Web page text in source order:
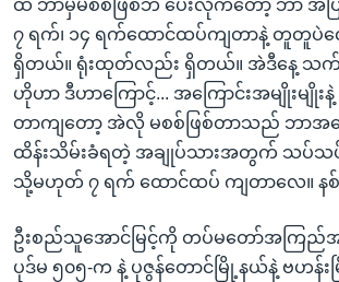
ထဲ ဘာမှမစစ်ဖြစ်ဘဲ ပေးလိုက်တော့ ဘာ
၇ ရက်၊ ၁၄ ရက်ထောင်ထပ်ကျတာနဲ့ တူတူပဲလေ
ရှိတယ်။ ရုံးထုတ်လည်း ရှိတယ်။ အဲဒီနေ့ သ
ဟိုဟာ ဒီဟာကြောင့်... အကြောင်းအမျိုးမျိုး
တာကျတော့ အဲလို မစစ်ဖြစ်တာသည် ဘာအက
ထိန်းသိမ်းခံရတဲ့ အချုပ်သားအတွက် သပ်သ
သို့မဟုတ် ၇ ရက် ထောင်ထပ် ကျတာလေ။ နစ်န
ဦးစည်သူအောင်မြင့်ကို တပ်မတော်အကြည်
ပုဒ်မ ၅၀၅-က နဲ့ ပုဇွန်တောင်မြို့နယ်နဲ့ ဗဟန်